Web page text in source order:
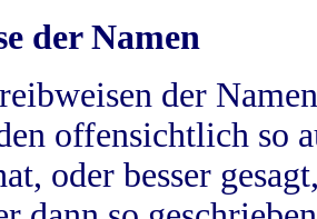
der Namen
der
offensichtlich so
oder besser